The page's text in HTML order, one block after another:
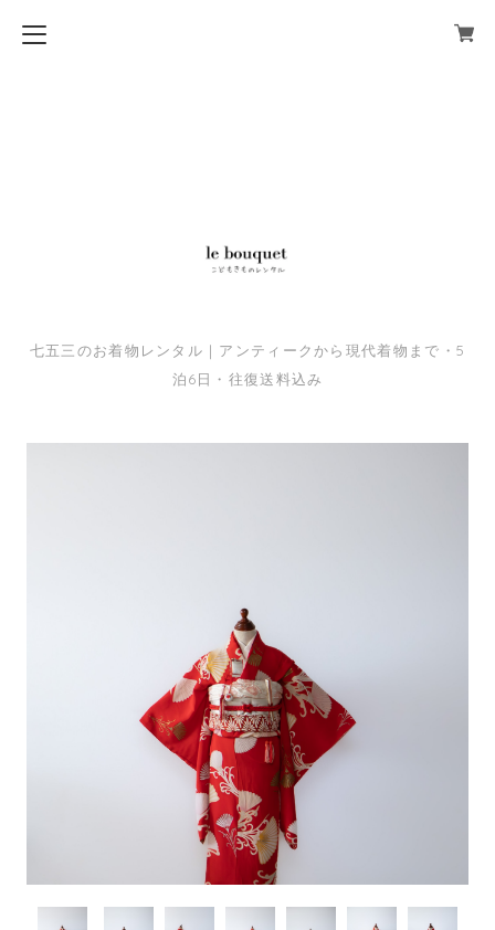
七五三のお着物レンタル｜アンティークから現代着物まで・5
泊6日・往復送料込み